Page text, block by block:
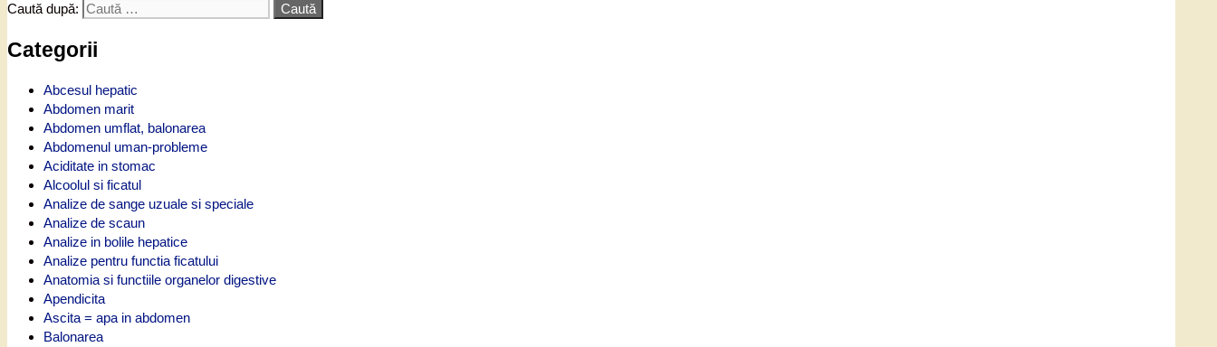
Caută după:
Categorii
Abcesul hepatic
Abdomen marit
Abdomen umflat, balonarea
Abdomenul uman-probleme
Aciditate in stomac
Alcoolul si ficatul
Analize de sange uzuale si speciale
Analize de scaun
Analize in bolile hepatice
Analize pentru functia ficatului
Anatomia si functiile organelor digestive
Apendicita
Ascita = apa in abdomen
Balonarea